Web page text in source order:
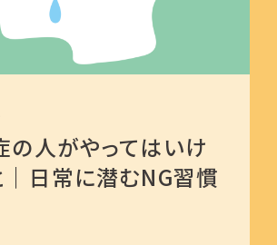
の人がやってはいけ
｜日常に潜むNG習慣